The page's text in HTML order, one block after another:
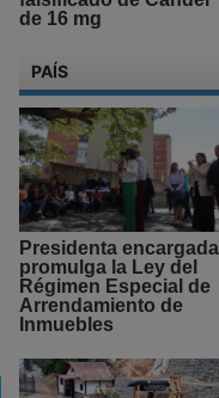
de 16 mg
PAÍS
Presidenta encargada
promulga la Ley del
Régimen Especial de
Arrendamiento de
Inmuebles